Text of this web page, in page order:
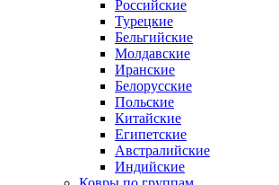
Российские
Турецкие
Бельгийские
Молдавские
Иранские
Белорусские
Польские
Китайские
Египетские
Австралийские
Индийские